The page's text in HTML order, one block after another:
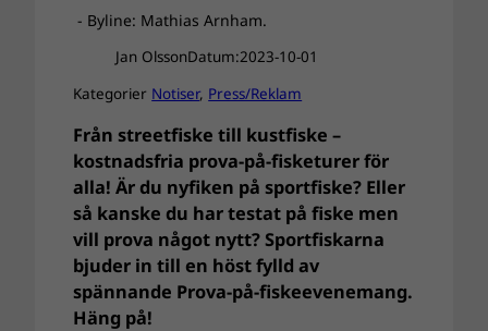
- Byline: Mathias Arnham.
Jan OlssonDatum:2023-10-01
Kategorier Notiser, Press/Reklam
Från streetfiske till kustfiske –
kostnadsfria prova-på-fisketurer för
alla! Är du nyfiken på sportfiske? Eller
så kanske du har testat på fiske men
vill prova något nytt? Sportfiskarna
bjuder in till en höst fylld av
spännande Prova-på-fiskeevenemang.
Häng på!